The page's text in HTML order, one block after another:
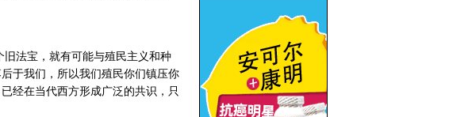
旧法宝，就有可能与殖民主义和种
于我们，所以我们殖民你们镇压你
经在当代西方形成广泛的共识，只